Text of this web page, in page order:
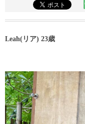
Leah(リア) 23歳